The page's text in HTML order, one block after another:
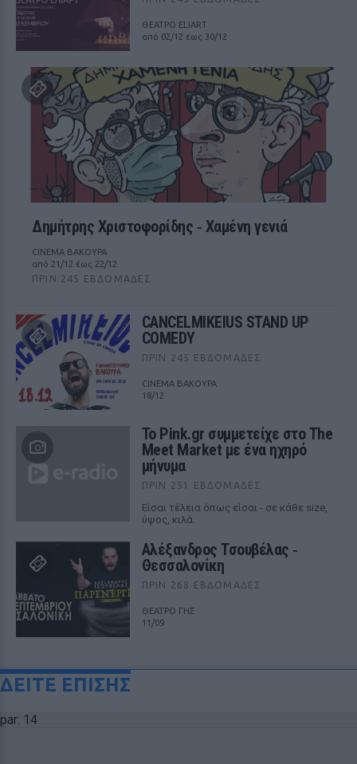
ΘΕΑΤΡΟ ELIART
από 02/12 έως 30/12
Δημήτρης Χριστοφορίδης ‑ Χαμένη γενιά
CINEMA ΒΑΚΟΥΡΑ
από 21/12 έως 22/12
ΠΡΙΝ 245 ΕΒΔΟΜΆΔΕΣ
CANCELMIKEIUS STAND UP
COMEDY
ΠΡΙΝ 245 ΕΒΔΟΜΆΔΕΣ
CINEMA ΒΑΚΟΥΡΑ
18/12
Το Pink.gr συμμετείχε στο The
Meet Market με ένα ηχηρό
μήνυμα
ΠΡΙΝ 251 ΕΒΔΟΜΆΔΕΣ
Είσαι τέλεια όπως είσαι - σε κάθε size,
ύψος, κιλά.
Αλέξανδρος Τσουβέλας ‑
Θεσσαλονίκη
ΠΡΙΝ 268 ΕΒΔΟΜΆΔΕΣ
ΘΕΑΤΡΟ ΓΗΣ
11/09
ΔΕΙΤΕ ΕΠΙΣΗΣ
par: 14